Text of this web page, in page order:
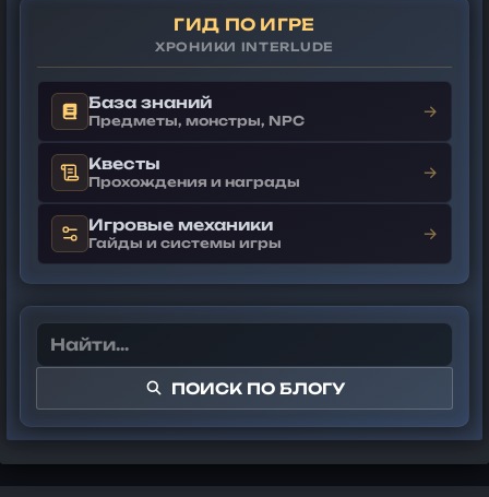
ГИД ПО ИГРЕ
ХРОНИКИ INTERLUDE
База знаний
Предметы, монстры, NPC →
Квесты
Прохождения и награды →
Игровые механики
Гайды и системы игры →
ПОИСК ПО БЛОГУ